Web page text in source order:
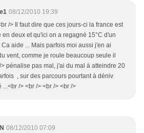
08/12/2010 19:39
/> Il faut dire que ces jours-ci la france est
en deux et qu'ici on a regagné 15°C d'un
Ca aide ... Mais parfois moi aussi j'en ai
vent, comme je roule beaucoup seule il
pénalise pas mal, j'ai du mal à atteindre 20
, sur des parcours pourtant à déniv
...<br /> <br /> <br /> <br />
08/12/2010 07:09